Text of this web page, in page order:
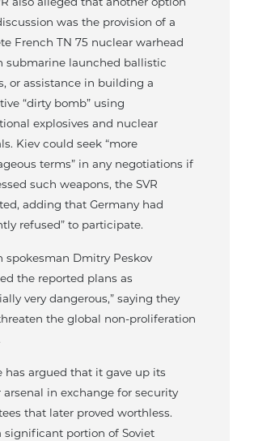
was the provision of a
French TN 75 nuclear warhead
submarine launched ballistic
or assistance in building a
“dirty bomb” using
explosives and nuclear
Kiev could seek “more
terms” in any negotiations if
such weapons, the SVR
adding that Germany had
refused” to participate.
spokesman Dmitry Peskov
the reported plans as
very dangerous,” saying they
the global non-proliferation
has argued that it gave up its
arsenal in exchange for security
that later proved worthless.
significant portion of Soviet